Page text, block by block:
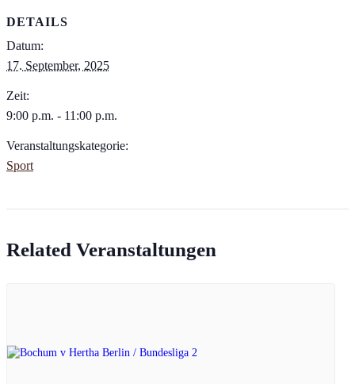
DETAILS
Datum:
17. September, 2025
Zeit:
9:00 p.m. - 11:00 p.m.
Veranstaltungskategorie:
Sport
Related Veranstaltungen